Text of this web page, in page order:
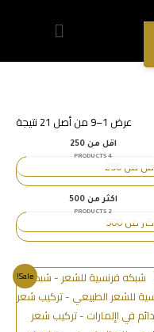
عرض 1–9 من أصل 21 نتيجة
اقل من 250
4 PRODUCTS
اكثر من 500
2 PRODUCTS
Sale!